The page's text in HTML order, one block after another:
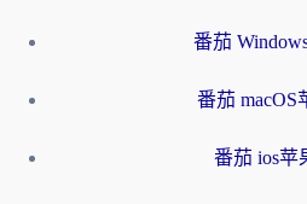
番茄
番茄 macOS
番茄 ios苹